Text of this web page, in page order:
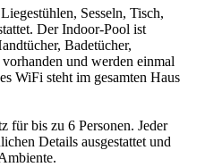
Sesseln, Tisch,
Der Indoor-Pool ist
Badetücher,
und werden einmal
WiFi steht im gesamten Haus
für bis zu 6 Personen. Jeder
Details ausgestattet und